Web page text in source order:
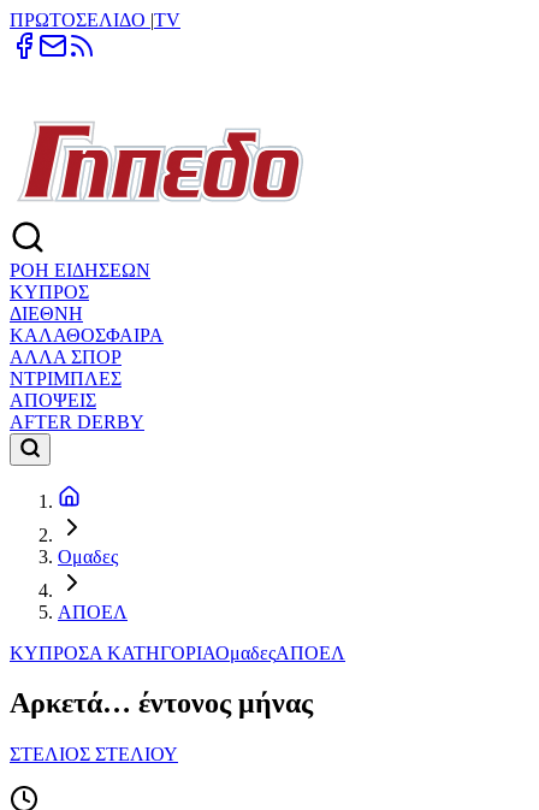
ΠΡΩΤΟΣΕΛΙΔΟ |TV
ΡΟΗ ΕΙΔΗΣΕΩΝ
ΚΥΠΡΟΣ
ΔΙΕΘΝΗ
ΚΑΛΑΘΟΣΦΑΙΡΑ
ΑΛΛΑ ΣΠΟΡ
ΝΤΡΙΜΠΛΕΣ
ΑΠΟΨΕΙΣ
AFTER DERBY
Ομαδες
ΑΠΟΕΛ
ΚΥΠΡΟΣΑ ΚΑΤΗΓΟΡΙΑΟμαδεςΑΠΟΕΛ
Αρκετά… έντονος μήνας
ΣΤΕΛΙΟΣ ΣΤΕΛΙΟΥ